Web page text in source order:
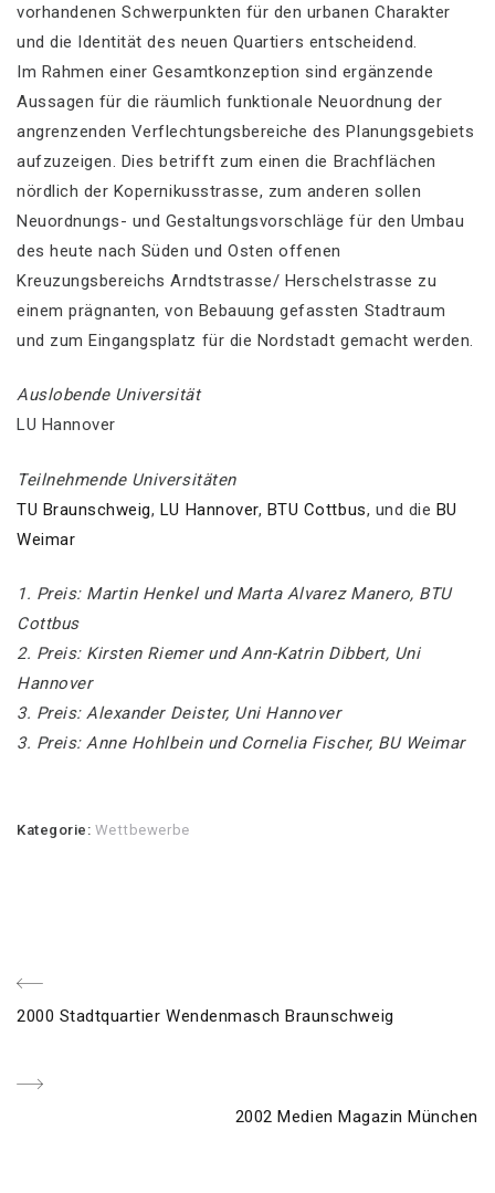
vorhandenen Schwerpunkten für den urbanen Charakter
und die Identität des neuen Quartiers entscheidend.
Im Rahmen einer Gesamtkonzeption sind ergänzende
Aussagen für die räumlich funktionale Neuordnung der
angrenzenden Verflechtungsbereiche des Planungsgebiets
aufzuzeigen. Dies betrifft zum einen die Brachflächen
nördlich der Kopernikusstrasse, zum anderen sollen
Neuordnungs- und Gestaltungsvorschläge für den Umbau
des heute nach Süden und Osten offenen
Kreuzungsbereichs Arndtstrasse/ Herschelstrasse zu
einem prägnanten, von Bebauung gefassten Stadtraum
und zum Eingangsplatz für die Nordstadt gemacht werden.
Auslobende Universität
LU Hannover
Teilnehmende Universitäten
TU Braunschweig, LU Hannover, BTU Cottbus, und die BU
Weimar
1. Preis: Martin Henkel und Marta Alvarez Manero, BTU
Cottbus
2. Preis: Kirsten Riemer und Ann-Katrin Dibbert, Uni
Hannover
3. Preis: Alexander Deister, Uni Hannover
3. Preis: Anne Hohlbein und Cornelia Fischer, BU Weimar
Kategorie: Wettbewerbe
Beitragsnavigation
voriger
2000 Stadtquartier Wendenmasch Braunschweig
Nächster
2002 Medien Magazin München